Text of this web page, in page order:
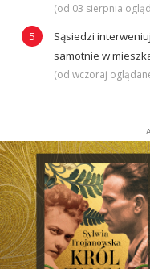
(od 03 sierpnia
Sąsiedzi
samotnie w
(od wczoraj